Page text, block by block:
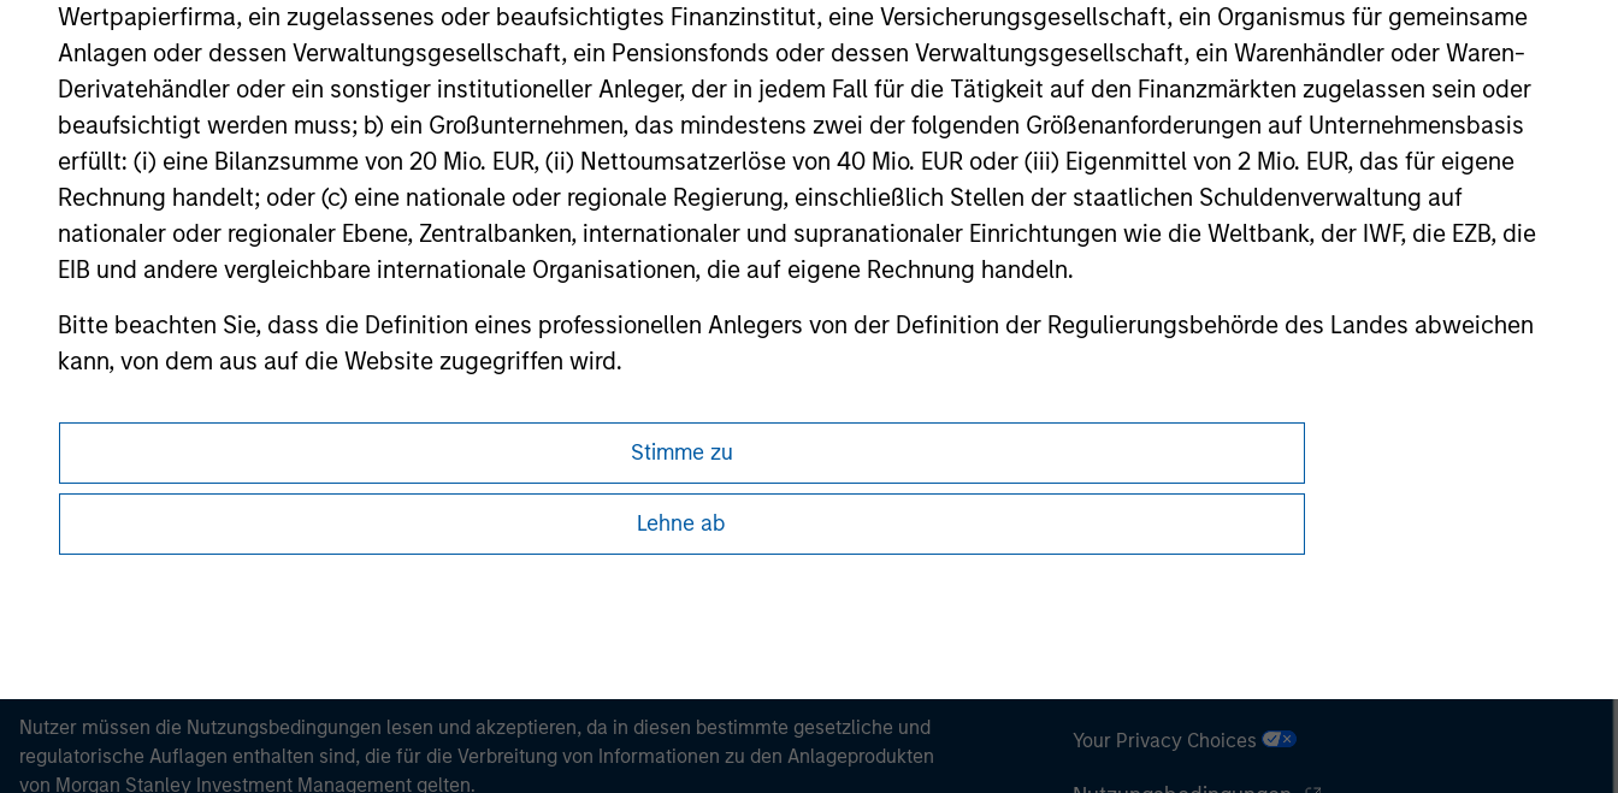
Wertpapierfirma, ein zugelassenes oder beaufsichtigtes Finanzinstitut, eine Versicherungsgesellschaft, ein Organismus für gemeinsame
Anlagen oder dessen Verwaltungsgesellschaft, ein Pensionsfonds oder dessen Verwaltungsgesellschaft, ein Warenhändler oder Waren-
Derivatehändler oder ein sonstiger institutioneller Anleger, der in jedem Fall für die Tätigkeit auf den Finanzmärkten zugelassen sein oder
beaufsichtigt werden muss; b) ein Großunternehmen, das mindestens zwei der folgenden Größenanforderungen auf Unternehmensbasis
erfüllt: (i) eine Bilanzsumme von 20 Mio. EUR, (ii) Nettoumsatzerlöse von 40 Mio. EUR oder (iii) Eigenmittel von 2 Mio. EUR, das für eigene
Rechnung handelt; oder (c) eine nationale oder regionale Regierung, einschließlich Stellen der staatlichen Schuldenverwaltung auf
nationaler oder regionaler Ebene, Zentralbanken, internationaler und supranationaler Einrichtungen wie die Weltbank, der IWF, die EZB, die
EIB und andere vergleichbare internationale Organisationen, die auf eigene Rechnung handeln.
Bitte beachten Sie, dass die Definition eines professionellen Anlegers von der Definition der Regulierungsbehörde des Landes abweichen
kann, von dem aus auf die Website zugegriffen wird.
Stimme zu
Lehne ab
with currency, rates, and spreads
impacted by policy shifts.
May not represent all Team Members.
The information on this page is for informational purposes only. The information contained herein does not constitute and should not be construed as an
offering of advisory services or an offer to sell or a solicitation of an offer to buy any securities in any jurisdiction in which such offer or solicitation,
purchase or sale would be unlawful under the securities, insurance or other laws of such jurisdiction.
All investing involves risks, including a loss of principal.
Please refer to the strategy detail page for important information on the strategy, including additional risk considerations.
Morgan Stanley Careers
Nutzer müssen die Nutzungsbedingungen lesen und akzeptieren, da in diesen bestimmte gesetzliche und
regulatorische Auflagen enthalten sind, die für die Verbreitung von Informationen zu den Anlageprodukten
von Morgan Stanley Investment Management gelten.
Your Privacy Choices